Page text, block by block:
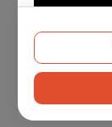
Method 2